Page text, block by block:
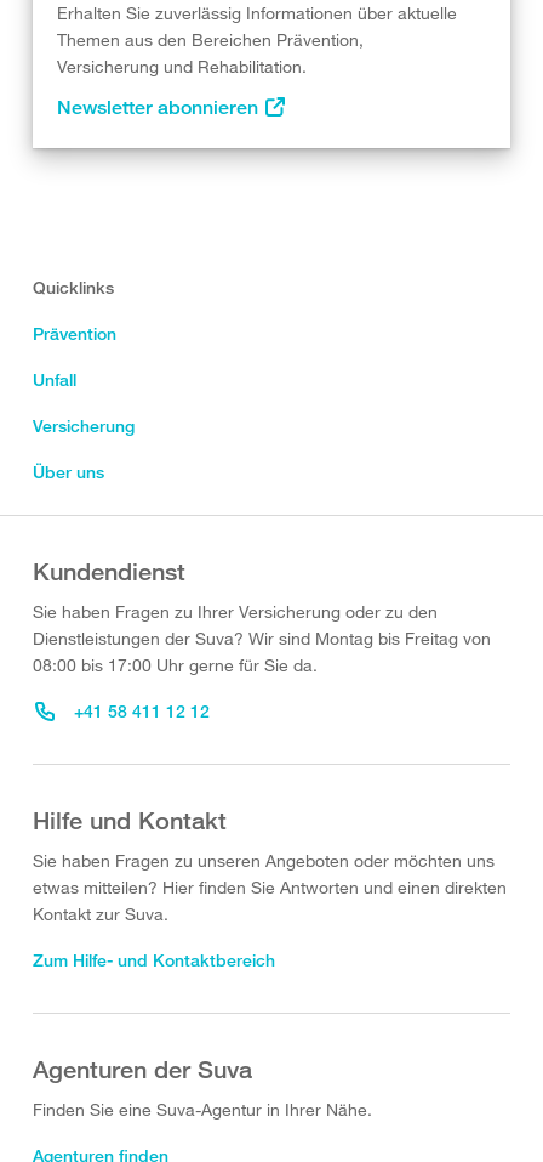
Erhalten Sie zuverlässig Informationen über aktuelle
Themen aus den Bereichen Prävention,
Versicherung und Rehabilitation.
Newsletter abonnieren
Quicklinks
Prävention
Unfall
Versicherung
Über uns
Kundendienst
Sie haben Fragen zu Ihrer Versicherung oder zu den
Dienstleistungen der Suva? Wir sind Montag bis Freitag von
08:00 bis 17:00 Uhr gerne für Sie da.
+41 58 411 12 12
Hilfe und Kontakt
Sie haben Fragen zu unseren Angeboten oder möchten uns
etwas mitteilen? Hier finden Sie Antworten und einen direkten
Kontakt zur Suva.
Zum Hilfe- und Kontaktbereich
Agenturen der Suva
Finden Sie eine Suva-Agentur in Ihrer Nähe.
Agenturen finden